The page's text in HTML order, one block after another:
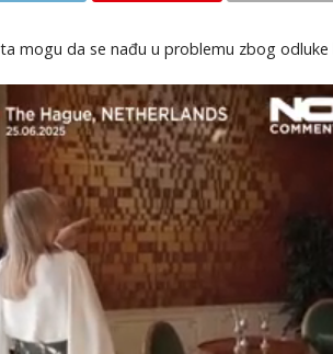
mogu da se nađu u problemu zbog